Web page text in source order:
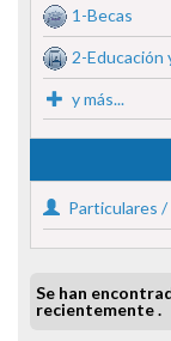
1-Becas
2-Educación
y más...
Particulares
Se han
recientemente .